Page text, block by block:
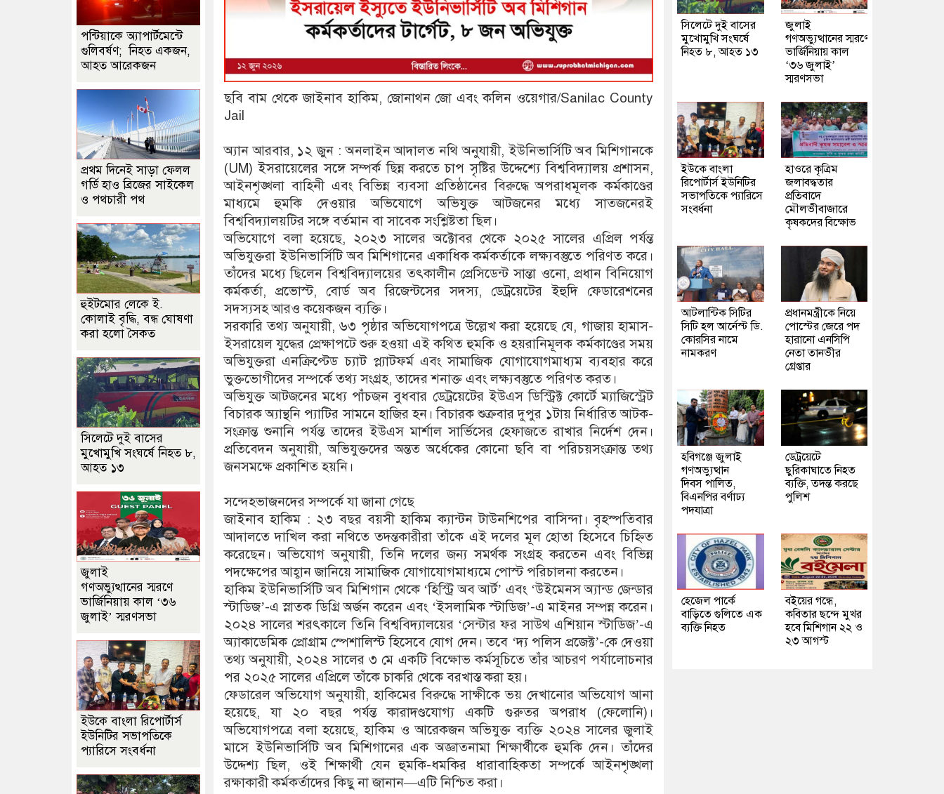
ছবি বাম থেকে জাইনাব হাকিম, জোনাথন জো এবং কলিন ওয়েগার/Sanilac County
Jail
অ্যান আরবার, ১২ জুন : অনলাইন আদালত নথি অনুযায়ী, ইউনিভার্সিটি অব মিশিগানকে
(UM) ইসরায়েলের সঙ্গে সম্পর্ক ছিন্ন করতে চাপ সৃষ্টির উদ্দেশ্যে বিশ্ববিদ্যালয় প্রশাসন,
আইনশৃঙ্খলা বাহিনী এবং বিভিন্ন ব্যবসা প্রতিষ্ঠানের বিরুদ্ধে অপরাধমূলক কর্মকাণ্ডের
মাধ্যমে হুমকি দেওয়ার অভিযোগে অভিযুক্ত আটজনের মধ্যে সাতজনেরই
বিশ্ববিদ্যালয়টির সঙ্গে বর্তমান বা সাবেক সংশ্লিষ্টতা ছিল।
অভিযোগে বলা হয়েছে, ২০২৩ সালের অক্টোবর থেকে ২০২৫ সালের এপ্রিল পর্যন্ত
অভিযুক্তরা ইউনিভার্সিটি অব মিশিগানের একাধিক কর্মকর্তাকে লক্ষ্যবস্তুতে পরিণত করে।
তাঁদের মধ্যে ছিলেন বিশ্ববিদ্যালয়ের তৎকালীন প্রেসিডেন্ট সান্তা ওনো, প্রধান বিনিয়োগ
কর্মকর্তা, প্রভোস্ট, বোর্ড অব রিজেন্টসের সদস্য, ডেট্রয়েটের ইহুদি ফেডারেশনের
সদস্যসহ আরও কয়েকজন ব্যক্তি।
সরকারি তথ্য অনুযায়ী, ৬৩ পৃষ্ঠার অভিযোগপত্রে উল্লেখ করা হয়েছে যে, গাজায় হামাস-
ইসরায়েল যুদ্ধের প্রেক্ষাপটে শুরু হওয়া এই কথিত হুমকি ও হয়রানিমূলক কর্মকাণ্ডের সময়
অভিযুক্তরা এনক্রিপ্টেড চ্যাট প্ল্যাটফর্ম এবং সামাজিক যোগাযোগমাধ্যম ব্যবহার করে
ভুক্তভোগীদের সম্পর্কে তথ্য সংগ্রহ, তাদের শনাক্ত এবং লক্ষ্যবস্তুতে পরিণত করত।
অভিযুক্ত আটজনের মধ্যে পাঁচজন বুধবার ডেট্রয়েটের ইউএস ডিস্ট্রিক্ট কোর্টে ম্যাজিস্ট্রেট
বিচারক অ্যান্থনি প্যাটির সামনে হাজির হন। বিচারক শুক্রবার দুপুর ১টায় নির্ধারিত আটক-
সংক্রান্ত শুনানি পর্যন্ত তাদের ইউএস মার্শাল সার্ভিসের হেফাজতে রাখার নির্দেশ দেন।
প্রতিবেদন অনুযায়ী, অভিযুক্তদের অন্তত অর্ধেকের কোনো ছবি বা পরিচয়সংক্রান্ত তথ্য
জনসমক্ষে প্রকাশিত হয়নি।
সন্দেহভাজনদের সম্পর্কে যা জানা গেছে
জাইনাব হাকিম : ২৩ বছর বয়সী হাকিম ক্যান্টন টাউনশিপের বাসিন্দা। বৃহস্পতিবার
আদালতে দাখিল করা নথিতে তদন্তকারীরা তাঁকে এই দলের মূল হোতা হিসেবে চিহ্নিত
করেছেন। অভিযোগ অনুযায়ী, তিনি দলের জন্য সমর্থক সংগ্রহ করতেন এবং বিভিন্ন
পদক্ষেপের আহ্বান জানিয়ে সামাজিক যোগাযোগমাধ্যমে পোস্ট পরিচালনা করতেন।
হাকিম ইউনিভার্সিটি অব মিশিগান থেকে ‘হিস্ট্রি অব আর্ট’ এবং ‘উইমেনস অ্যান্ড জেন্ডার
স্টাডিজ’-এ স্নাতক ডিগ্রি অর্জন করেন এবং ‘ইসলামিক স্টাডিজ’-এ মাইনর সম্পন্ন করেন।
২০২৪ সালের শরৎকালে তিনি বিশ্ববিদ্যালয়ের ‘সেন্টার ফর সাউথ এশিয়ান স্টাডিজ’-এ
অ্যাকাডেমিক প্রোগ্রাম স্পেশালিস্ট হিসেবে যোগ দেন। তবে ‘দ্য পলিস প্রজেক্ট’-কে দেওয়া
তথ্য অনুযায়ী, ২০২৪ সালের ৩ মে একটি বিক্ষোভ কর্মসূচিতে তাঁর আচরণ পর্যালোচনার
পর ২০২৫ সালের এপ্রিলে তাঁকে চাকরি থেকে বরখাস্ত করা হয়।
ফেডারেল অভিযোগ অনুযায়ী, হাকিমের বিরুদ্ধে সাক্ষীকে ভয় দেখানোর অভিযোগ আনা
হয়েছে, যা ২০ বছর পর্যন্ত কারাদণ্ডযোগ্য একটি গুরুতর অপরাধ (ফেলোনি)।
অভিযোগপত্রে বলা হয়েছে, হাকিম ও আরেকজন অভিযুক্ত ব্যক্তি ২০২৪ সালের জুলাই
মাসে ইউনিভার্সিটি অব মিশিগানের এক অজ্ঞাতনামা শিক্ষার্থীকে হুমকি দেন। তাঁদের
উদ্দেশ্য ছিল, ওই শিক্ষার্থী যেন হুমকি-ধমকির ধারাবাহিকতা সম্পর্কে আইনশৃঙ্খলা
রক্ষাকারী কর্মকর্তাদের কিছু না জানান—এটি নিশ্চিত করা।
পন্টিয়াকে অ্যাপার্টমেন্টে
গুলিবর্ষণ; নিহত একজন,
আহত আরেকজন
প্রথম দিনেই সাড়া ফেলল
গর্ডি হাও ব্রিজের সাইকেল
ও পথচারী পথ
হুইটমোর লেকে ই.
কোলাই বৃদ্ধি, বন্ধ ঘোষণা
করা হলো সৈকত
সিলেটে দুই বাসের
মুখোমুখি সংঘর্ষে নিহত ৮,
আহত ১৩
জুলাই
গণঅভ্যুত্থানের স্মরণে
ভার্জিনিয়ায় কাল ‘৩৬
জুলাই’ স্মরণসভা
ইউকে বাংলা রিপোর্টার্স
ইউনিটির সভাপতিকে
প্যারিসে সংবর্ধনা
সিলেটে দুই বাসের
মুখোমুখি সংঘর্ষে
নিহত ৮, আহত ১৩
জুলাই
গণঅভ্যুত্থানের স্মরণে
ভার্জিনিয়ায় কাল
‘৩৬ জুলাই’
স্মরণসভা
ইউকে বাংলা
রিপোর্টার্স ইউনিটির
সভাপতিকে প্যারিসে
সংবর্ধনা
হাওরে কৃত্রিম
জলাবদ্ধতার
প্রতিবাদে
মৌলভীবাজারে
কৃষকদের বিক্ষোভ
আটলান্টিক সিটির
সিটি হল আর্নেস্ট ডি.
কোরসির নামে
নামকরণ
প্রধানমন্ত্রীকে নিয়ে
পোস্টের জেরে পদ
হারানো এনসিপি
নেতা তানভীর
গ্রেপ্তার
হবিগঞ্জে জুলাই
গণঅভ্যুত্থান
দিবস পালিত,
বিএনপির বর্ণাঢ্য
পদযাত্রা
ডেট্রয়েটে
ছুরিকাঘাতে নিহত
ব্যক্তি, তদন্ত করছে
পুলিশ
হেজেল পার্কে
বাড়িতে গুলিতে এক
ব্যক্তি নিহত
বইয়ের গন্ধে,
কবিতার ছন্দে মুখর
হবে মিশিগান ২২ ও
২৩ আগস্ট